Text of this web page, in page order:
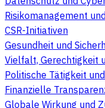
Risikomanagement
CSR-Initiativen
Gesundheit und
Vielfalt, Gerechtigkeit
Politische Tätigkeit
Finanzielle
Globale Wirkung und